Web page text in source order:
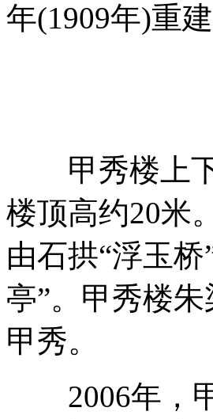
年(1909年)重建
甲秀楼上下
楼顶高约20米
由石拱“浮玉
亭”。甲秀楼
甲秀。
2006年，甲